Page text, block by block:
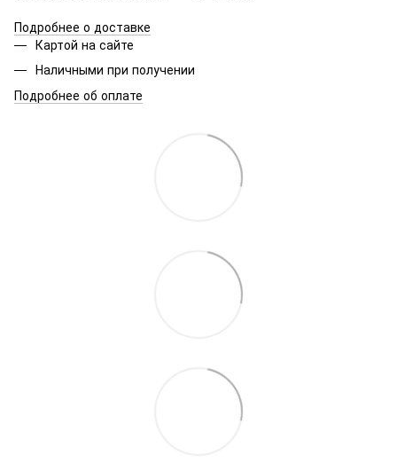
Подробнее о доставке
Картой на сайте
Наличными при получении
Подробнее об оплате